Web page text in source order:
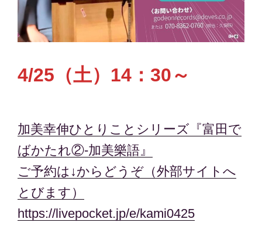
4/25（土）14：30～
加美幸伸ひとりことシリーズ『富田で
ばかたれ②-加美樂語』
ご予約は↓からどうぞ（外部サイトへ
とびます）
https://livepocket.jp/e/kami0425